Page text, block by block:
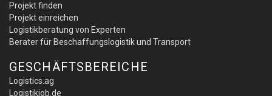
Projekt finden
Projekt einreichen
Logistikberatung von Experten
Berater für Beschaffungslogistik und Transport
GESCHÄFTSBEREICHE
Logistics.ag
Logistikjob.de